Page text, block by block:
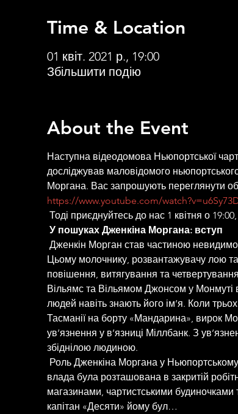
Time & Location
01 квіт. 2021 р., 19:00
Збільшити подію
About the Event
Наступна відеодомова Ньюпортської
досліджував маловідомого
Моргана. Вас запрошують переглянути
https://www.youtube.com/
Тоді приєднуйтесь до нас 1 квітня о
У пошуках Дженкіна Моргана: вступ
Цьому молочнику, розвантажувачу лою
повішення, витягування та
Вільямс та Вільямом Джонсом у Монмуті
людей навіть знають його ім’я. Коли
Тасманії на борту «Мандарина», вирок
ув’язнення у в’язниці Міллбанк. З
збіднілою людиною.
влада була розташована в закритій
магазинами, чартистськими
капітан «Десяти» йому бул…